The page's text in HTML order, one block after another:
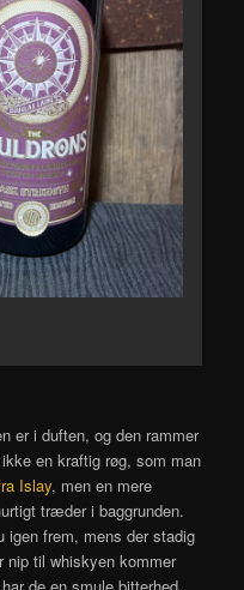
er i duften, og den rammer
en kraftig røg, som man
Islay, men en mere
træder i baggrunden.
igen frem, mens der stadig
til whiskyen kommer